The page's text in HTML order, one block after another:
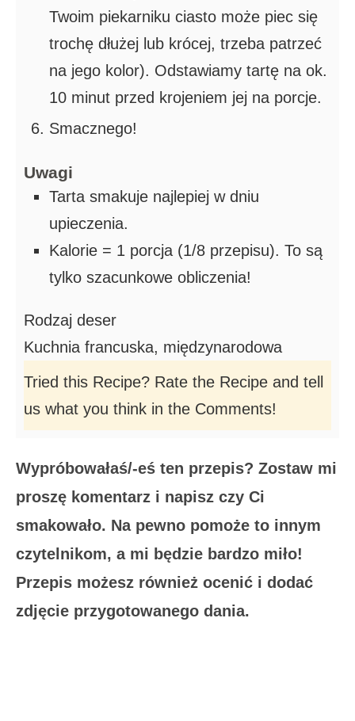
Twoim piekarniku ciasto może piec się
trochę dłużej lub krócej, trzeba patrzeć
na jego kolor). Odstawiamy tartę na ok.
10 minut przed krojeniem jej na porcje.
Smacznego!
Uwagi
Tarta smakuje najlepiej w dniu
upieczenia.
Kalorie = 1 porcja (1/8 przepisu). To są
tylko szacunkowe obliczenia!
Rodzaj deser
Kuchnia francuska, międzynarodowa
Tried this Recipe? Rate the Recipe and tell
us what you think in the Comments!
Wypróbowałaś/-eś ten przepis? Zostaw mi
proszę komentarz i napisz czy Ci
smakowało. Na pewno pomoże to innym
czytelnikom, a mi będzie bardzo miło!
Przepis możesz również ocenić i dodać
zdjęcie przygotowanego dania.